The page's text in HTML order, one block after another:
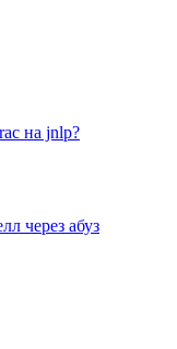
на jnlp?
через абуз